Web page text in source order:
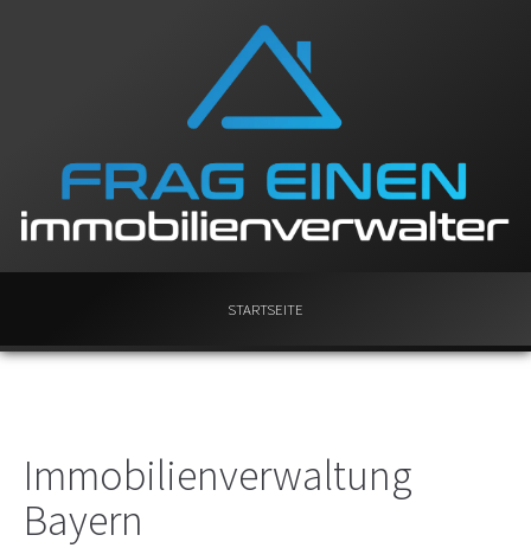
STARTSEITE
Immobilienverwaltung
Bayern